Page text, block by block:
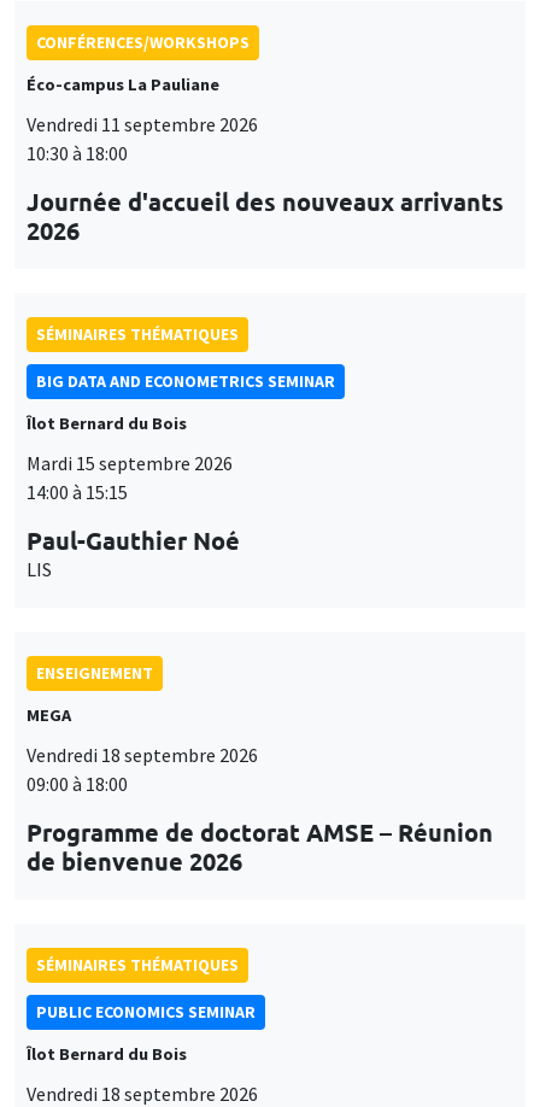
CONFÉRENCES/WORKSHOPS
Éco-campus La Pauliane
Vendredi 11 septembre 2026
10:30 à 18:00
Journée d'accueil des nouveaux arrivants
2026
SÉMINAIRES THÉMATIQUES
BIG DATA AND ECONOMETRICS SEMINAR
Îlot Bernard du Bois
Mardi 15 septembre 2026
14:00 à 15:15
Paul-Gauthier Noé
LIS
ENSEIGNEMENT
MEGA
Vendredi 18 septembre 2026
09:00 à 18:00
Programme de doctorat AMSE – Réunion
de bienvenue 2026
SÉMINAIRES THÉMATIQUES
PUBLIC ECONOMICS SEMINAR
Îlot Bernard du Bois
Vendredi 18 septembre 2026